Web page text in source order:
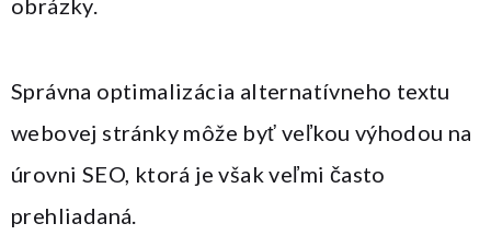
obrázky.
Správna optimalizácia alternatívneho textu
webovej stránky môže byť veľkou výhodou na
úrovni SEO, ktorá je však veľmi často
prehliadaná.